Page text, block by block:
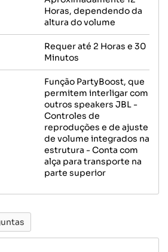
Horas, dependendo da
altura do volume
Requer até 2 Horas e 30
Minutos
Função PartyBoost, que
permitem interligar com
outros speakers JBL -
Controles de
reproduções e de ajuste
de volume integrados na
estrutura - Conta com
alça para transporte na
parte superior